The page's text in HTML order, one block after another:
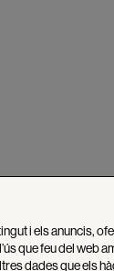
i els anuncis,
que feu del web
dades que els